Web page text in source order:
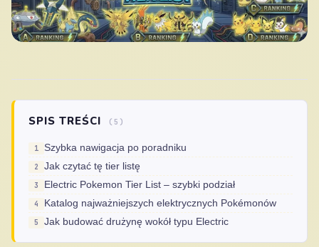
SPIS TREŚCI (5)
Szybka nawigacja po poradniku
Jak czytać tę tier listę
Electric Pokemon Tier List – szybki podział
Katalog najważniejszych elektrycznych Pokémonów
Jak budować drużynę wokół typu Electric